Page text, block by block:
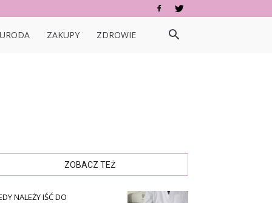
URODA ZAKUPY ZDROWIE
ZOBACZ TEŻ
NALEŻY IŚĆ DO